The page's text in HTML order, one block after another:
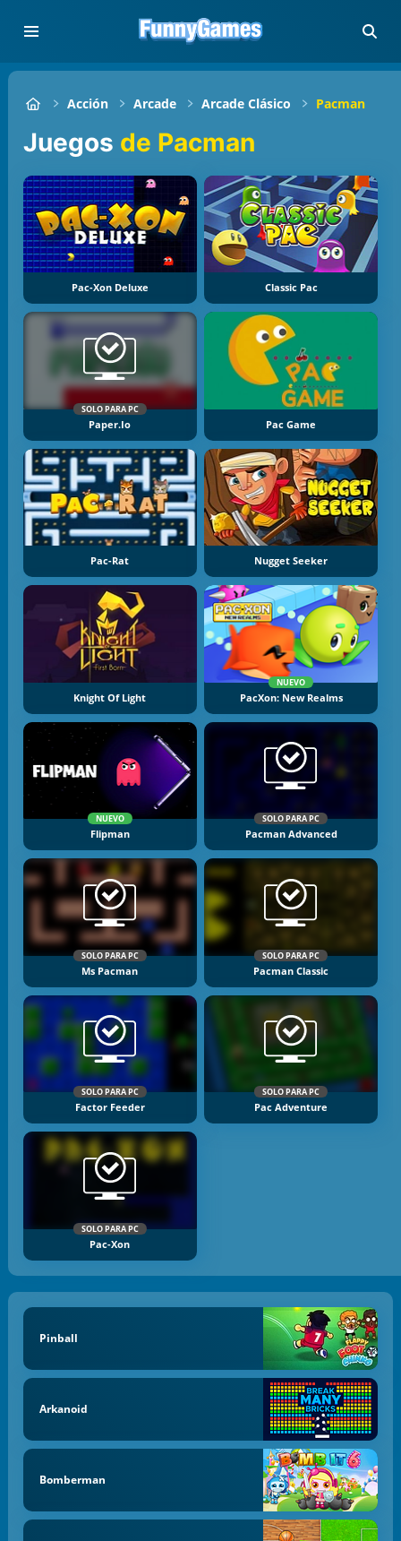
Acción Arcade Arcade Clásico Pacman
Juegos de Pacman
Pac-Xon Deluxe Classic Pac
SOLO PARA PC
Paper.io Pac Game
Pac-Rat Nugget Seeker
Knight Of Light
NUEVO
PacXon: New Realms
NUEVO
Flipman
SOLO PARA PC
Pacman Advanced
SOLO PARA PC
Ms Pacman
SOLO PARA PC
Pacman Classic
SOLO PARA PC
Factor Feeder
SOLO PARA PC
Pac Adventure
SOLO PARA PC
Pac-Xon
Pinball
Arkanoid
Bomberman